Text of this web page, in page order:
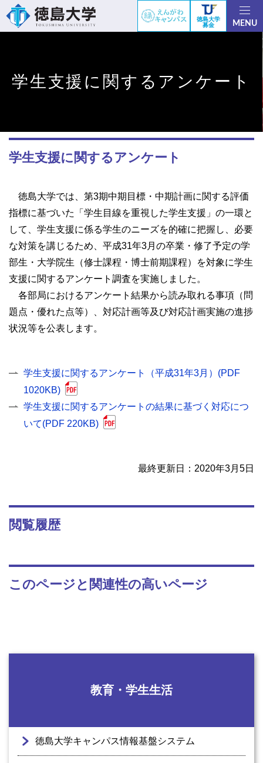
徳島大学
募金
MENU
学生支援に関するアンケート
学生支援に関するアンケート
徳島大学では、第3期中期目標・中期計画に関する評価
指標に基づいた「学生目線を重視した学生支援」の一環と
して、学生支援に係る学生のニーズを的確に把握し、必要
な対策を講じるため、平成31年3月の卒業・修了予定の学
部生・大学院生（修士課程・博士前期課程）を対象に学生
支援に関するアンケート調査を実施しました。
各部局におけるアンケート結果から読み取れる事項（問
題点・優れた点等）、対応計画等及び対応計画実施の進捗
状況等を公表します。
学生支援に関するアンケート（平成31年3月）(PDF
1020KB)
学生支援に関するアンケートの結果に基づく対応につ
いて(PDF 220KB)
最終更新日：2020年3月5日
閲覧履歴
このページと関連性の高いページ
教育・学生生活
徳島大学キャンパス情報基盤システム